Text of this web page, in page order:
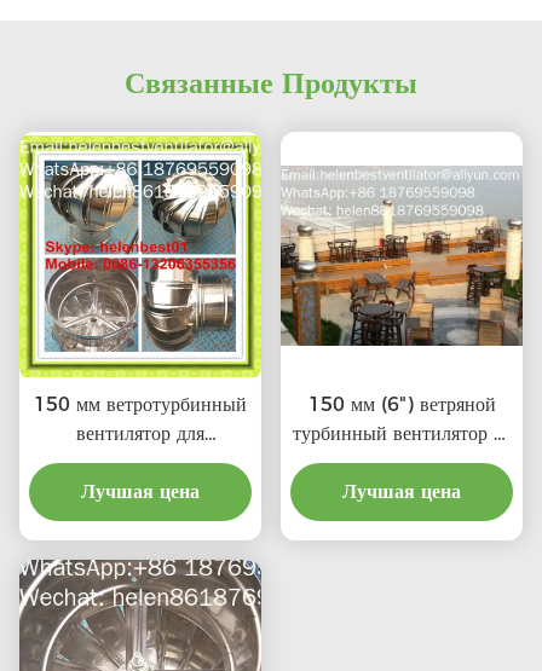
Связанные Продукты
150 мм ветротурбинный
вентилятор для
дымоходов или труб из
нержавеющей стали
Лучшая цена
150 мм (6") ветряной
турбинный вентилятор из
нержавеющей стали
Лучшая цена